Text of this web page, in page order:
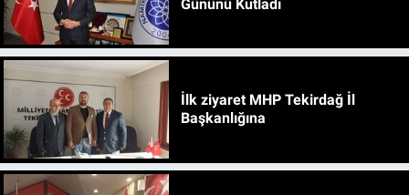
Gününü Kutladı
İlk ziyaret MHP Tekirdağ İl
Başkanlığına